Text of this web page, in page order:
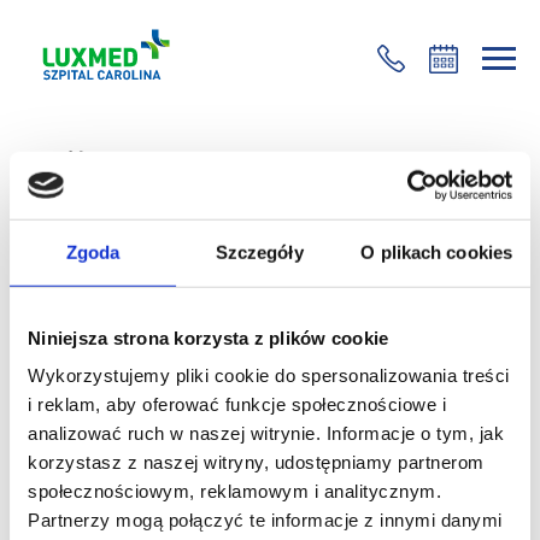
Zgoda Szczegóły O plikach cookies
Niniejsza strona korzysta z plików cookie
Wykorzystujemy pliki cookie do spersonalizowania treści
i reklam, aby oferować funkcje społecznościowe i
analizować ruch w naszej witrynie. Informacje o tym, jak
korzystasz z naszej witryny, udostępniamy partnerom
społecznościowym, reklamowym i analitycznym.
Partnerzy mogą połączyć te informacje z innymi danymi
+48 22 35 58 200
Wróć
9. Kongres ISAKOS – Toronto 2013
20 maja 2013
International Society of Arthroscopy, Knee Surgery
and Orthopaedic Sports Medicine (ISAKOS). Kongres
odbywa się co dwa lata i jest doskonałą okazją do
wymiany doświadczeń, prezentacji badań i procedur
ortopedycznych przez uznane autorytety światowej
medycyny. ISAKOS zrzesza ponad 3600 członków –
specjalistów ortopedii i medycyny sportowej z 90